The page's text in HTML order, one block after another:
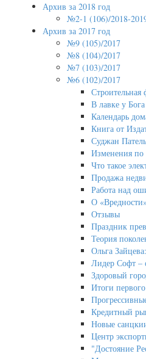
Архив за 2018 год
№2-1 (106)/2018-
Архив за 2017 год
№9 (105)/2017
№8 (104)/2017
№7 (103)/2017
№6 (102)/2017
В лавке у Бога
Календарь
Книга от
Суджан
Изменения по
Что такое
Продажа
Работа над
О
Отзывы
Праздник
Теория
Ольга
Лидер Софт –
Здоровый
Итоги
Кредитный
Новые
Центр
"Достояние